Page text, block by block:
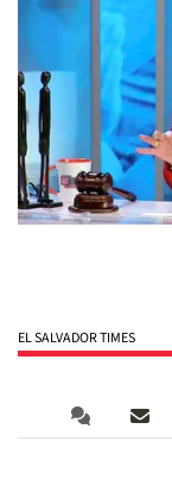
EL SALVADOR TIMES